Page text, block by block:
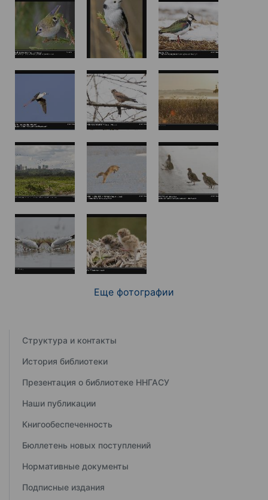
Еще фотографии
Структура и контакты
История библиотеки
Презентация о библиотеке ННГАСУ
Наши публикации
Книгообеспеченность
Бюллетень новых поступлений
Нормативные документы
Подписные издания